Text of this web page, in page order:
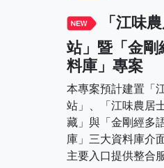
「江味
站」暨「金剛
料庫」專案
本專案預計建置「
站」、「江味農居
藏」與「金剛經多
庫」三大資料庫介
主要入口提供整合服